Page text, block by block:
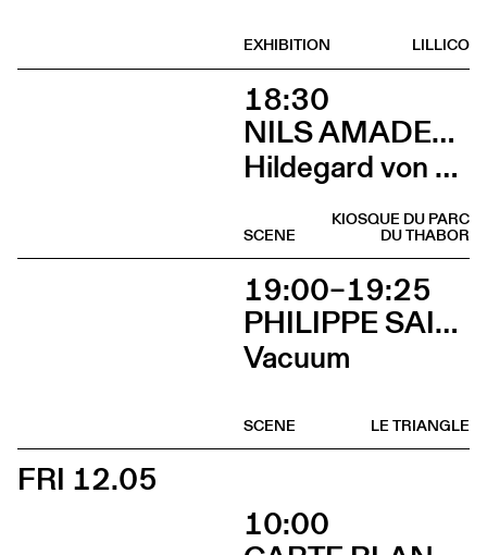
LILLICO
EXHIBITION
18:30
NILS AMADEUS LANGE
Hildegard von Bingen
KIOSQUE DU PARC
DU THABOR
SCENE
19:00–19:25
PHILIPPE SAIRE
Vacuum
LE TRIANGLE
SCENE
FRI 12.05
10:00